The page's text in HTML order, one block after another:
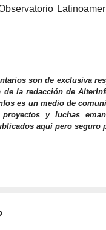
son de exclusiva
la redacción de
es un medio de
y luchas
aquí pero seguro